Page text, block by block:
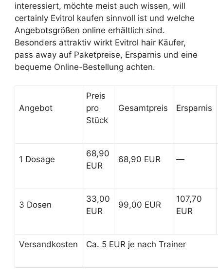
interessiert, möchte meist auch wissen, will
certainly Evitrol kaufen sinnvoll ist und welche
Angebotsgrößen online erhältlich sind.
Besonders attraktiv wirkt Evitrol hair Käufer,
pass away auf Paketpreise, Ersparnis und eine
bequeme Online-Bestellung achten.
Angebot
Preis
pro
Stück
Gesamtpreis Ersparnis
1 Dosage
68,90
EUR
68,90 EUR —
3 Dosen
33,00
EUR
99,00 EUR
107,70
EUR
Versandkosten Ca. 5 EUR je nach Trainer